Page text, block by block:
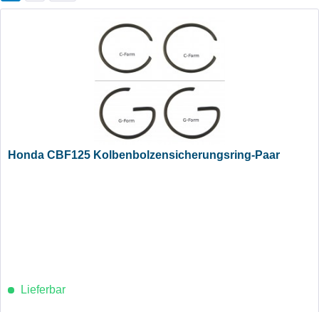
Honda CBF125 Kolbenbolzensicherungsring-Paar
Lieferbar